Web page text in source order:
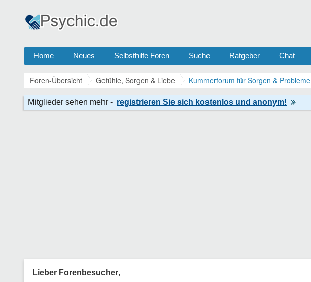
Home Neues Selbsthilfe Foren Suche Ratgeber Chat
Foren-Übersicht Gefühle, Sorgen & Liebe Kummerforum für Sorgen & Probleme
Lieber Forenbesucher,